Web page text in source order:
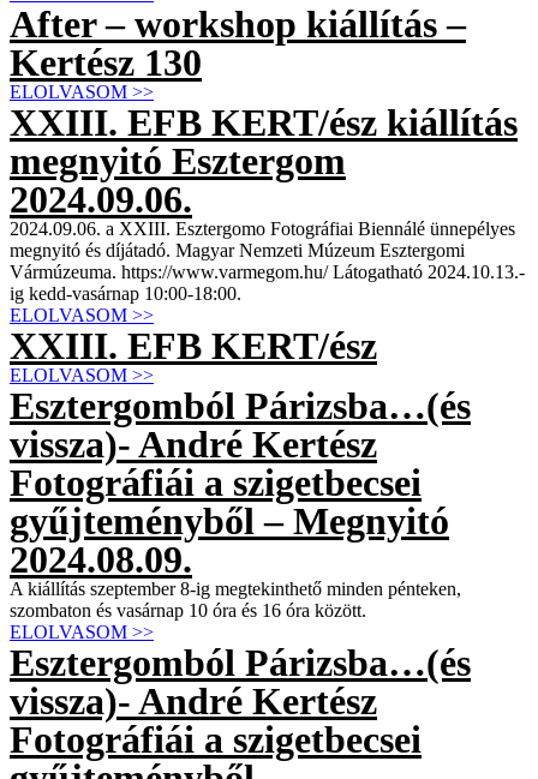
After – workshop kiállítás –
Kertész 130
ELOLVASOM >>
XXIII. EFB KERT/ész kiállítás
megnyitó Esztergom
2024.09.06.
2024.09.06. a XXIII. Esztergomo Fotográfiai Biennálé ünnepélyes
megnyitó és díjátadó. Magyar Nemzeti Múzeum Esztergomi
Vármúzeuma. https://www.varmegom.hu/ Látogatható 2024.10.13.-
ig kedd-vasárnap 10:00-18:00.
ELOLVASOM >>
XXIII. EFB KERT/ész
ELOLVASOM >>
Esztergomból Párizsba…(és
vissza)- André Kertész
Fotográfiái a szigetbecsei
gyűjteményből – Megnyitó
2024.08.09.
A kiállítás szeptember 8-ig megtekinthető minden pénteken,
szombaton és vasárnap 10 óra és 16 óra között.
ELOLVASOM >>
Esztergomból Párizsba…(és
vissza)- André Kertész
Fotográfiái a szigetbecsei